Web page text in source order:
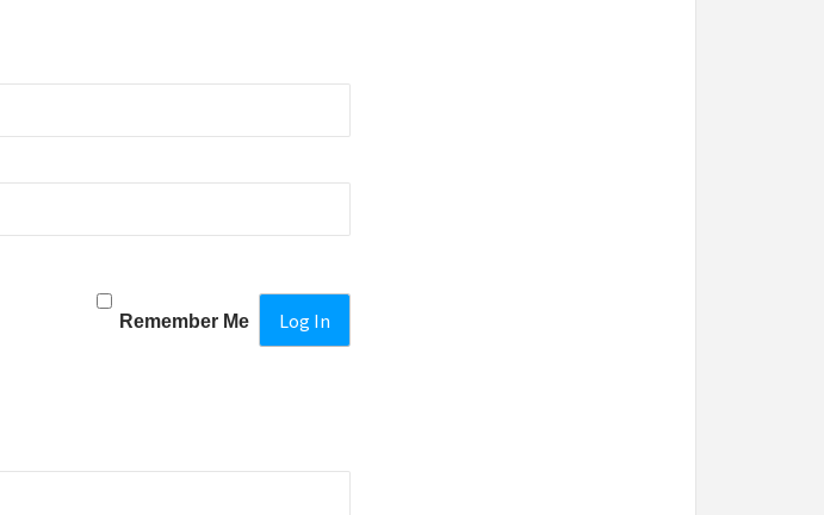
Remember Me